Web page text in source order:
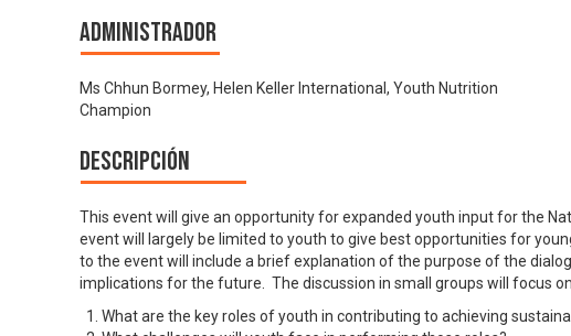
Administrador
Ms Chhun Bormey, Helen Keller International, Youth Nutrition
Champion
Descripción
This event will give an opportunity for expanded youth input for the
event will largely be limited to youth to give best opportunities for
to the event will include a brief explanation of the purpose of the
implications for the future. The discussion in small groups will focus
What are the key roles of youth in contributing to achieving